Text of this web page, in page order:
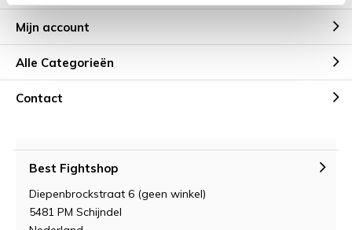
Mijn account
Alle Categorieën
Contact
Best Fightshop
Diepenbrockstraat 6 (geen winkel)
5481 PM Schijndel